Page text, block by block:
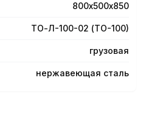
диаметром 75 мм, одно из
800х500х850
ТО-Л-100-02 (ТО-100)
грузовая
нержавеющая сталь